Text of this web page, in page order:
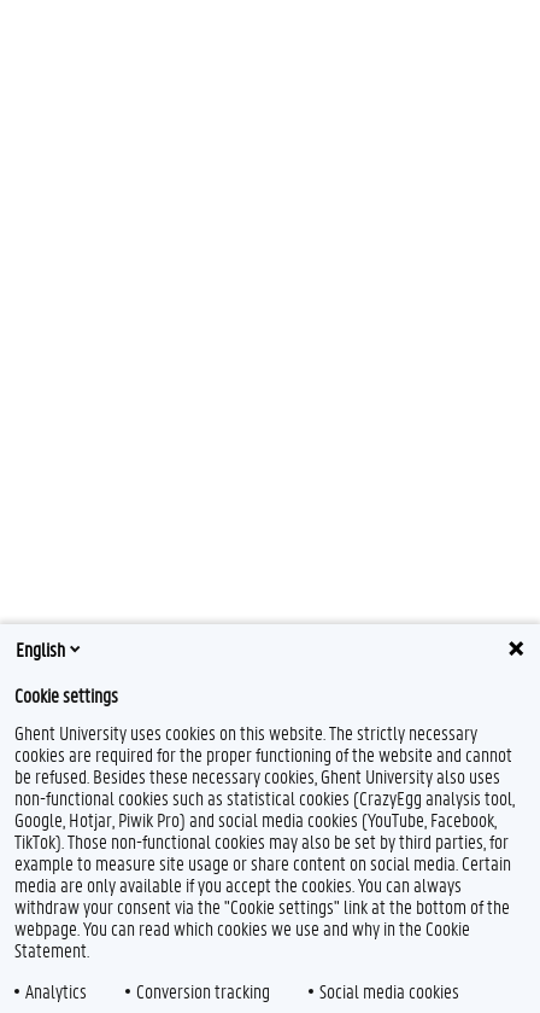
English
Cookie settings
Ghent University uses cookies on this website. The strictly necessary
cookies are required for the proper functioning of the website and cannot
be refused. Besides these necessary cookies, Ghent University also uses
non-functional cookies such as statistical cookies (CrazyEgg analysis tool,
Google, Hotjar, Piwik Pro) and social media cookies (YouTube, Facebook,
TikTok). Those non-functional cookies may also be set by third parties, for
example to measure site usage or share content on social media. Certain
media are only available if you accept the cookies. You can always
withdraw your consent via the "Cookie settings" link at the bottom of the
webpage. You can read which cookies we use and why in the Cookie
Statement.
Analytics
Conversion tracking Social media cookies